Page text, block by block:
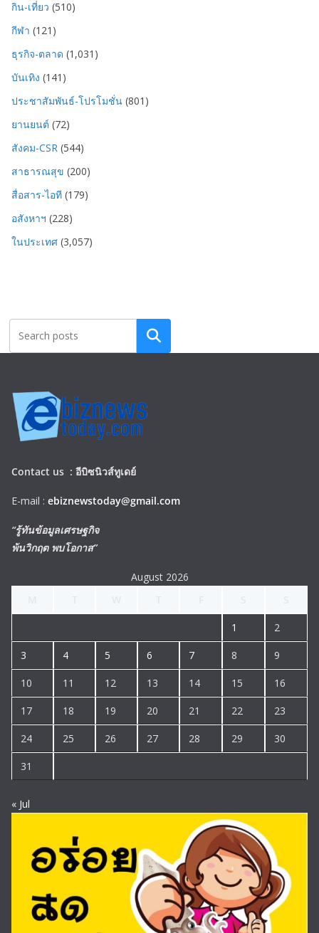
กิน-เที่ยว (510)
กีฬา (121)
ธุรกิจ-ตลาด (1,031)
บันเทิง (141)
ประชาสัมพันธ์-โปรโมชั่น (801)
ยานยนต์ (72)
สังคม-CSR (544)
สาธารณสุข (200)
สื่อสาร-ไอที (179)
อสังหาฯ (228)
ในประเทศ (3,057)
Search
Contact us : อีบิซนิวส์ทูเดย์
E-mail : ebiznewstoday@gmail.com
“รู้ทันข้อมูลเศรษฐกิจ
พ้นวิกฤต พบโอกาส”
August 2026
1 2
3 4 5 6 7 8 9
10 11 12 13 14 15 16
17 18 19 20 21 22 23
24 25 26 27 28 29 30
31
« Jul